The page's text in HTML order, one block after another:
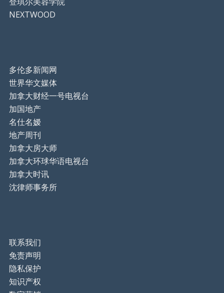
NEXTWOOD
多伦多新闻网
世界华文媒体
加拿大财经一号电视台
加国地产
名仕名嫒
地产周刊
加拿大房大师
加拿大环球华语电视台
加拿大时讯
沈律师事务所
联系我们
免责声明
隐私保护
知识产权